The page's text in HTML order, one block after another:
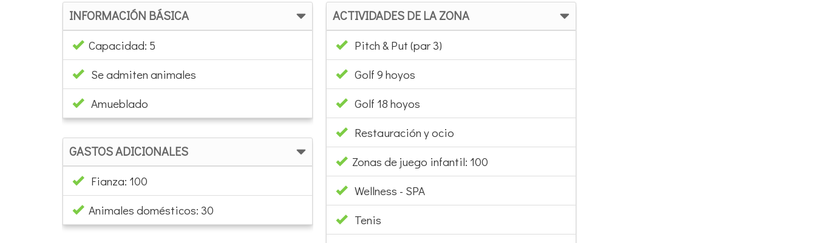
INFORMACIÓN BÁSICA
Capacidad: 5
Se admiten animales
Amueblado
GASTOS ADICIONALES
Fianza: 100
Animales domésticos: 30
ACTIVIDADES DE LA ZONA
Pitch & Put (par 3)
Golf 9 hoyos
Golf 18 hoyos
Restauración y ocio
Zonas de juego infantil: 100
Wellness - SPA
Tenis